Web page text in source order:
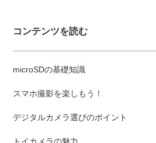
コンテンツを読む
microSDの基礎知識
スマホ撮影を楽しもう！
デジタルカメラ選びのポイント